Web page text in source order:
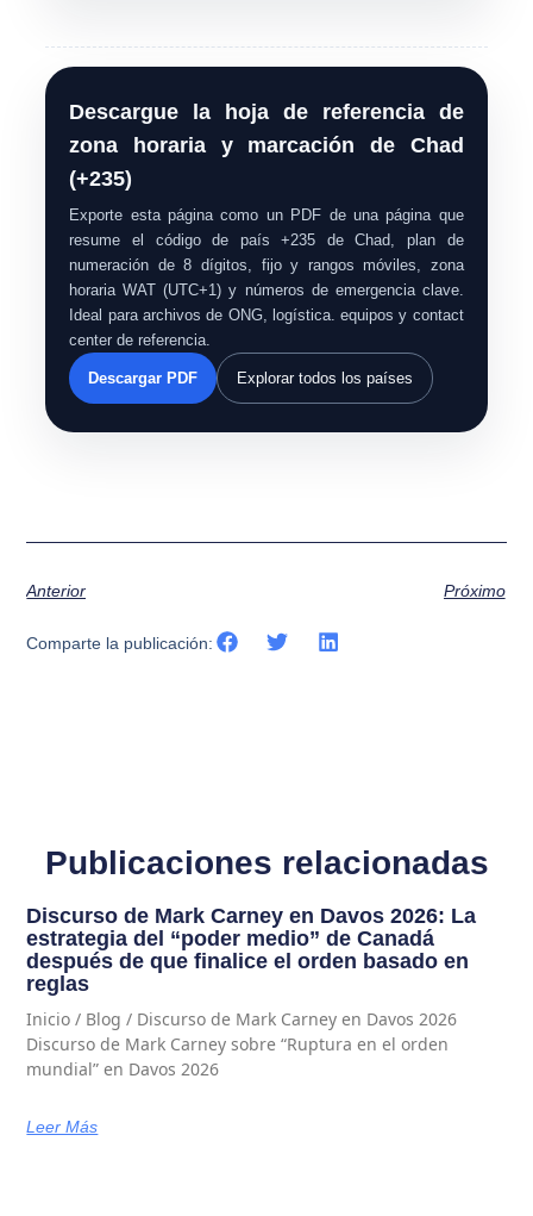
Descargue la hoja de referencia de
zona horaria y marcación de Chad
(+235)
Exporte esta página como un PDF de una página que
resume el código de país +235 de Chad, plan de
numeración de 8 dígitos, fijo y rangos móviles, zona
horaria WAT (UTC+1) y números de emergencia clave.
Ideal para archivos de ONG, logística. equipos y contact
center de referencia.
Descargar PDF Explorar todos los países
Anterior Próximo
Comparte la publicación:
Publicaciones relacionadas
Discurso de Mark Carney en Davos 2026: La
estrategia del “poder medio” de Canadá
después de que finalice el orden basado en
reglas
Inicio / Blog / Discurso de Mark Carney en Davos 2026
Discurso de Mark Carney sobre “Ruptura en el orden
mundial” en Davos 2026
Leer Más